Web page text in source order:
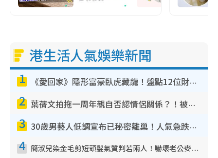
港生活人氣娛樂新聞
1 《愛回家》隱形富豪臥虎藏龍！盤點12位財氣逼人的有錢藝人：呢位靚女3億身家唔憂做
2 葉蒨文拍拖一周年親自否認情侶關係？！被質疑感情造假竟稱GM「普通同事」
3 30歲男藝人低調宣布已秘密離巢！人氣急跌變失蹤人口︰「這幾年過得並不容易」
4 簡淑兒染金毛剪短頭髮氣質判若兩人！嚇壞老公麥大力都認唔出：「你做咩事？」